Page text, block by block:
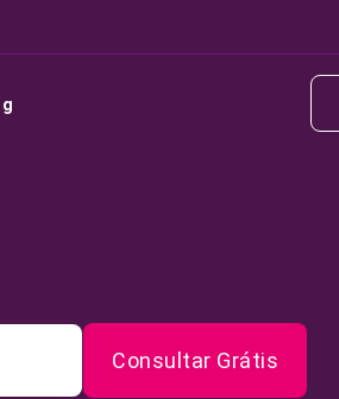
Consultar Grátis